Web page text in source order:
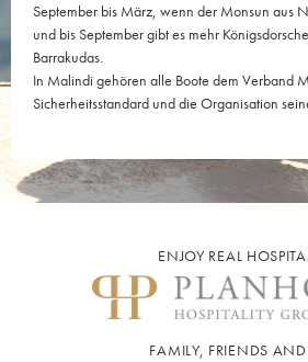
September bis März, wenn der Monsun aus
und bis September gibt es mehr
Barrakudas.
In Malindi gehören alle Boote dem Verband
Sicherheitsstandard und die Organisation
ENJOY REAL
FAMILY, FRIENDS